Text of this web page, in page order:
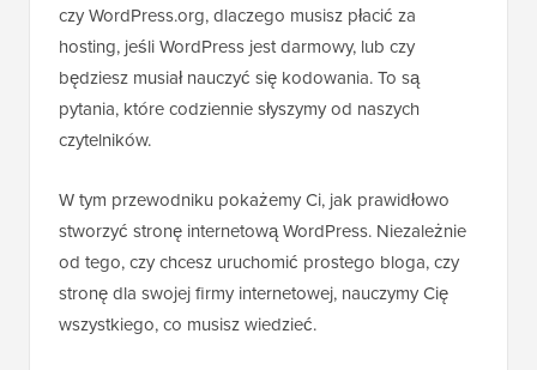
czy WordPress.org, dlaczego musisz płacić za
hosting, jeśli WordPress jest darmowy, lub czy
będziesz musiał nauczyć się kodowania. To są
pytania, które codziennie słyszymy od naszych
czytelników.
W tym przewodniku pokażemy Ci, jak prawidłowo
stworzyć stronę internetową WordPress. Niezależnie
od tego, czy chcesz uruchomić prostego bloga, czy
stronę dla swojej firmy internetowej, nauczymy Cię
wszystkiego, co musisz wiedzieć.